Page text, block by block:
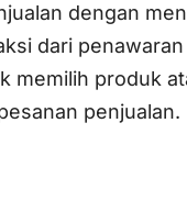
dengan
dari
memilih produk
penjualan.